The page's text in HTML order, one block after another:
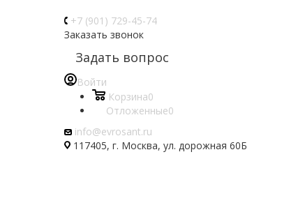
+7 (901) 729-45-74
Заказать звонок
Задать вопрос
Войти
Корзина0
Отложенные0
info@evrosant.ru
117405, г. Москва, ул. дорожная 60Б